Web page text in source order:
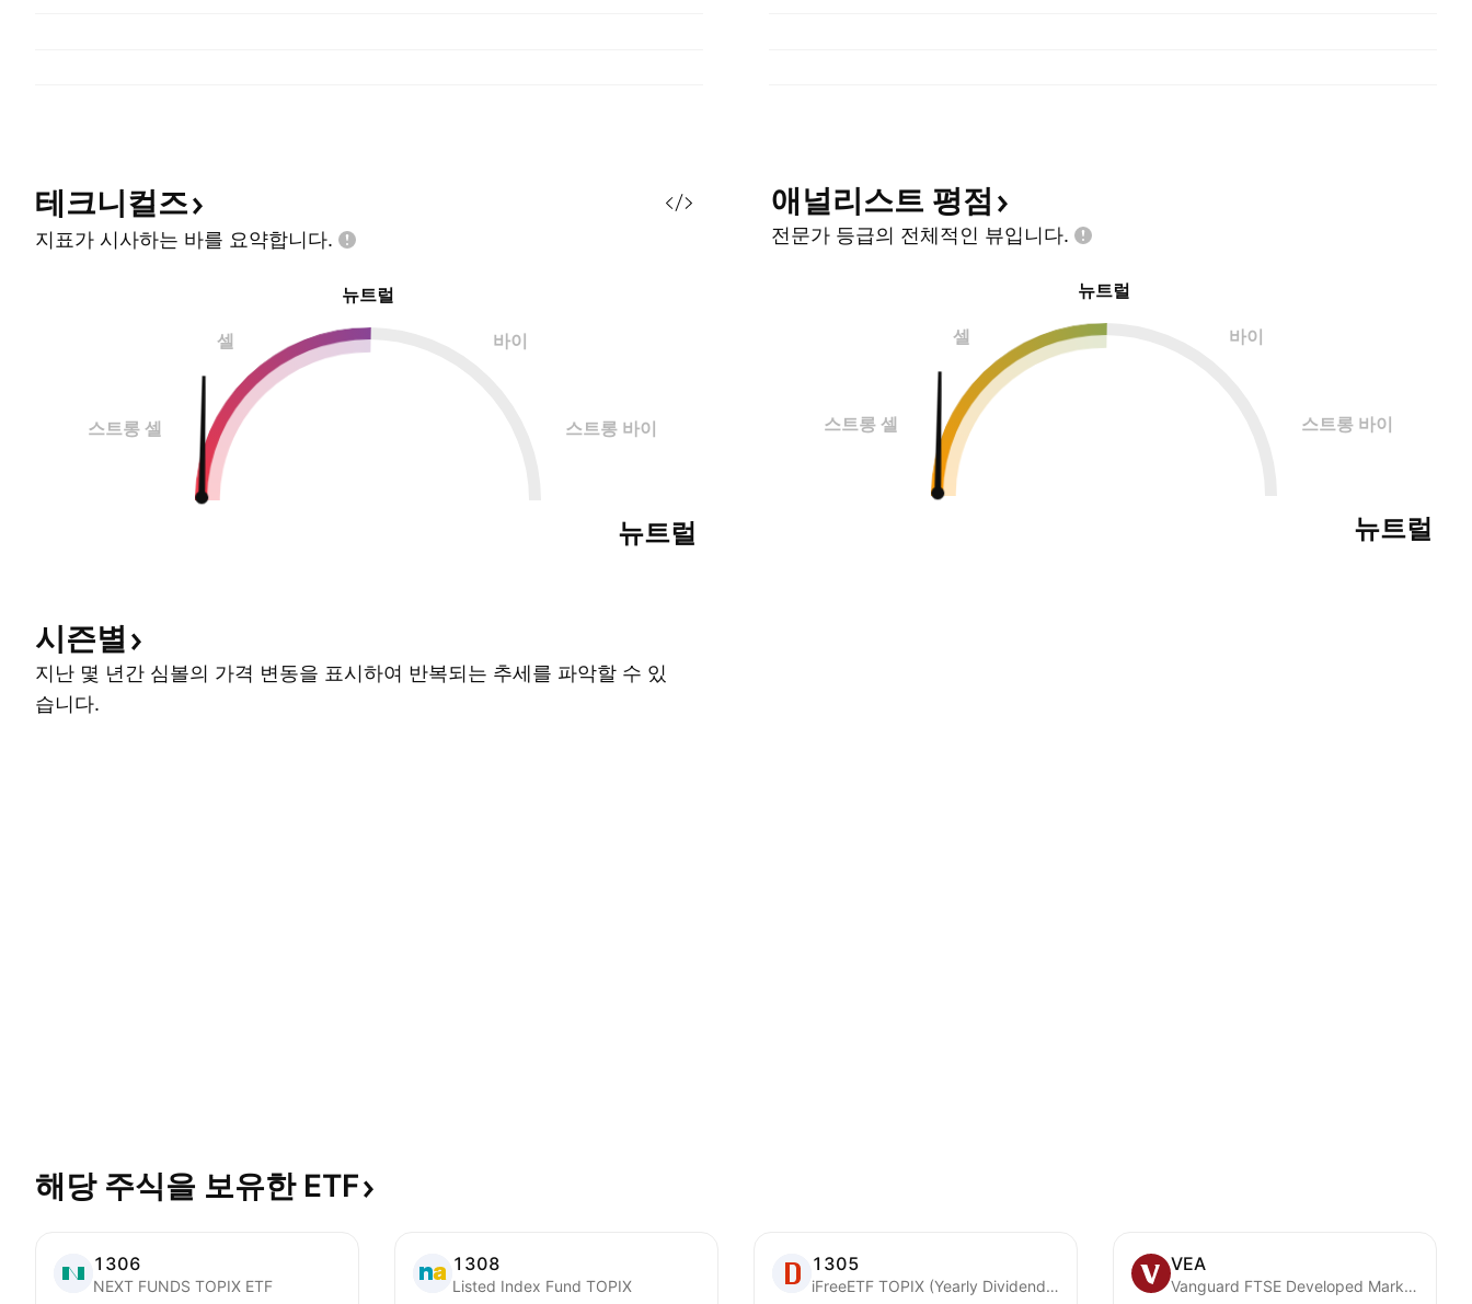
테크니컬즈
지표가 시사하는 바를 요약합니다.
뉴트럴
셀 바이
스트롱 셀 스트롱 바이
뉴트럴
애널리스트 평점
전문가 등급의 전체적인 뷰입니다.
뉴트럴
셀 바이
스트롱 셀 스트롱 바이
뉴트럴
시즌별
지난 몇 년간 심볼의 가격 변동을 표시하여 반복되는 추세를 파악할 수 있
습니다.
해당 주식을 보유한 ETF
1306
NEXT FUNDS TOPIX ETF
1308
Listed Index Fund TOPIX
1305
iFreeETF TOPIX (Yearly Dividend Type)
VEA
Vanguard FTSE Developed Markets ETF